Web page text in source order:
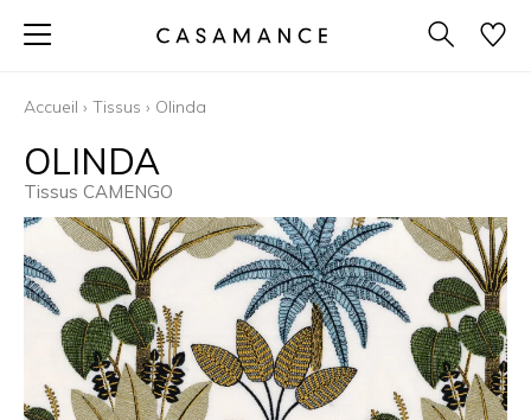
Accueil › Tissus › Olinda
OLINDA
Tissus CAMENGO